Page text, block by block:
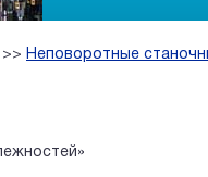
>> Неповоротные